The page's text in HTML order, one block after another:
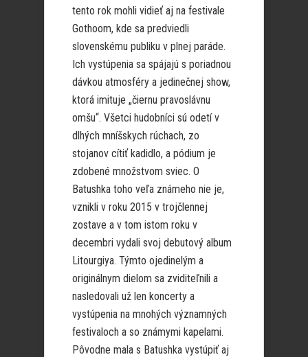
tento rok mohli vidieť aj na festivale
Gothoom, kde sa predviedli
slovenskému publiku v plnej paráde.
Ich vystúpenia sa spájajú s poriadnou
dávkou atmosféry a jedinečnej show,
ktorá imituje „čiernu pravoslávnu
omšu“. Všetci hudobníci sú odetí v
dlhých mníšskych rúchach, zo
stojanov cítiť kadidlo, a pódium je
zdobené množstvom sviec. O
Batushka toho veľa známeho nie je,
vznikli v roku 2015 v trojčlennej
zostave a v tom istom roku v
decembri vydali svoj debutový album
Litourgiya. Týmto ojedinelým a
originálnym dielom sa zviditeľnili a
nasledovali už len koncerty a
vystúpenia na mnohých významných
festivaloch a so známymi kapelami.
Pôvodne mala s Batushka vystúpiť aj